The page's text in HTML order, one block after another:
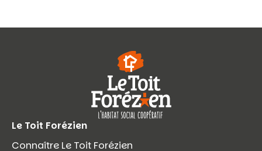
Le Toit Forézien
Connaître Le Toit Forézien